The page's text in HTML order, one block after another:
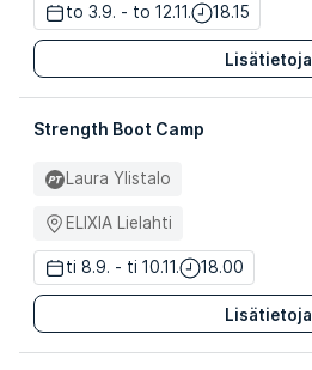
to 3.9. - to 12.11. 18.15
Lisätietoja
Strength Boot Camp
Laura Ylistalo
ELIXIA Lielahti
ti 8.9. - ti 10.11. 18.00
Lisätietoja